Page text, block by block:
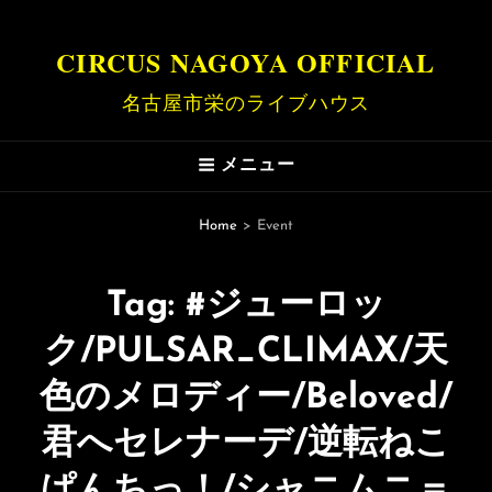
CIRCUS NAGOYA OFFICIAL
名古屋市栄のライブハウス
メニュー
Home > Event
Tag: #ジューロッ
ク/PULSAR_CLIMAX/天
色のメロディー/Beloved/
君へセレナーデ/逆転ねこ